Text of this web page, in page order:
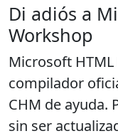
Di adiós a
Workshop
Microsoft
compilador
CHM de ayuda.
sin ser